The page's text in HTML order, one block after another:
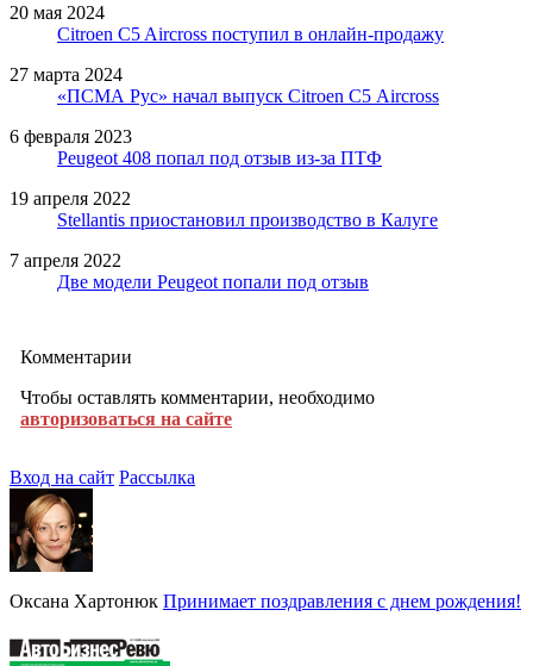
20 мая 2024
Citroen C5 Aircross поступил в онлайн-продажу
27 марта 2024
«ПСМА Рус» начал выпуск Citroen С5 Aircross
6 февраля 2023
Peugeot 408 попал под отзыв из-за ПТФ
19 апреля 2022
Stellantis приостановил производство в Калуге
7 апреля 2022
Две модели Peugeot попали под отзыв
Комментарии
Чтобы оставлять комментарии, необходимо
авторизоваться на сайте
Вход на сайт Рассылка
Оксана Хартонюк Принимает поздравления с днем рождения!